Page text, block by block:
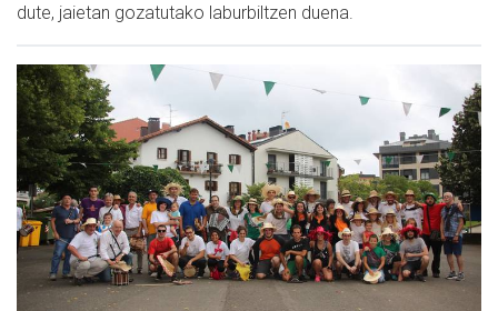
dute, jaietan gozatutako laburbiltzen duena.